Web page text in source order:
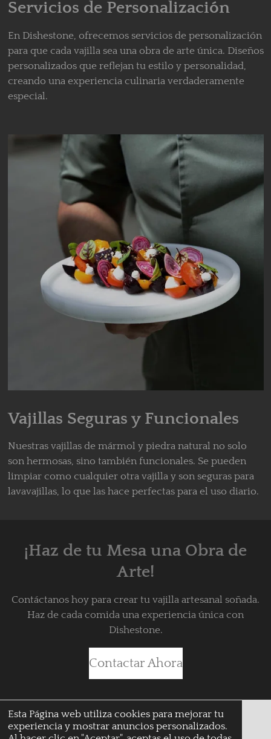
Esta Página web utiliza cookies para mejorar tu
experiencia y mostrar anuncios personalizados.
Servicios de Personalización
En Dishestone, ofrecemos servicios de personalización
para que cada vajilla sea una obra de arte única. Diseños
personalizados que reflejan tu estilo y personalidad,
creando una experiencia culinaria verdaderamente
especial.
Vajillas Seguras y Funcionales
Nuestras vajillas de mármol y piedra natural no solo
son hermosas, sino también funcionales. Se pueden
limpiar como cualquier otra vajilla y son seguras para
lavavajillas, lo que las hace perfectas para el uso diario.
¡Haz de tu Mesa una Obra de
Arte!
Contáctanos hoy para crear tu vajilla artesanal soñada.
Haz de cada comida una experiencia única con
Dishestone.
Contactar Ahora
© 2025 - 2026 dishestone